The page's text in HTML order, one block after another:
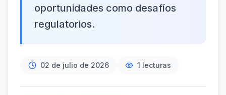
oportunidades como desafíos
regulatorios.
02 de julio de 2026 1 lecturas